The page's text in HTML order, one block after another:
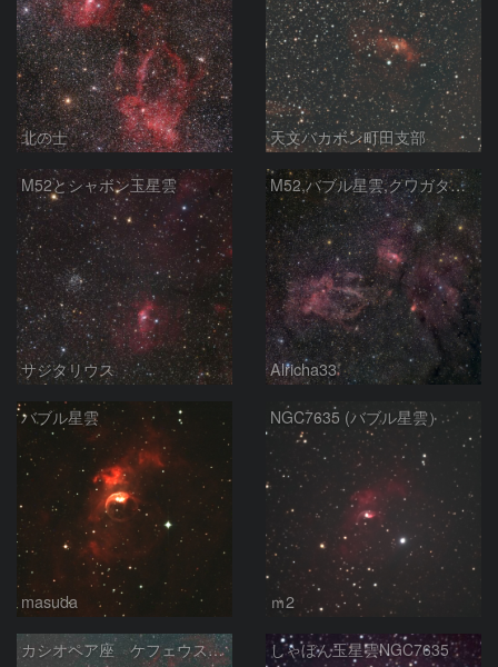
北の士 天文バカボン町田支部
M52とシャボン玉星雲
サジタリウス
M52,バブル星雲,クワガタ星雲
Alricha33
バブル星雲
masuda
NGC7635 (バブル星雲）
ｍ2
カシオペア座 ケフェウス座の境界付近 HOO しゃぼん玉星雲NGC7635